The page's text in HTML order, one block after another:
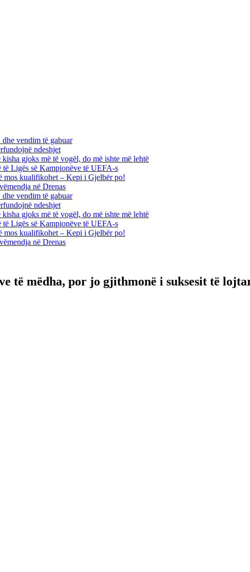
vendim të gabuar
ndeshjet
gjoks më të vogël, do më ishte më lehtë
Ligës së Kampionëve të UEFA-s
mos kualifikohet – Kepi i Gjelbër po!
në Drenas
vendim të gabuar
ndeshjet
gjoks më të vogël, do më ishte më lehtë
Ligës së Kampionëve të UEFA-s
mos kualifikohet – Kepi i Gjelbër po!
në Drenas
të mëdha, por jo gjithmonë i suksesit të